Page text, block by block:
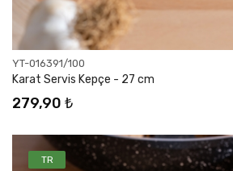
YT-016391/100
Karat Servis Kepçe - 27 cm
279,90 ₺
TR